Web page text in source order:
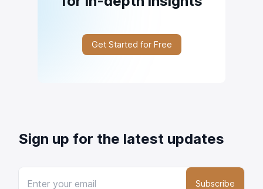
Get Started for Free
Sign up for the latest updates
Subscribe